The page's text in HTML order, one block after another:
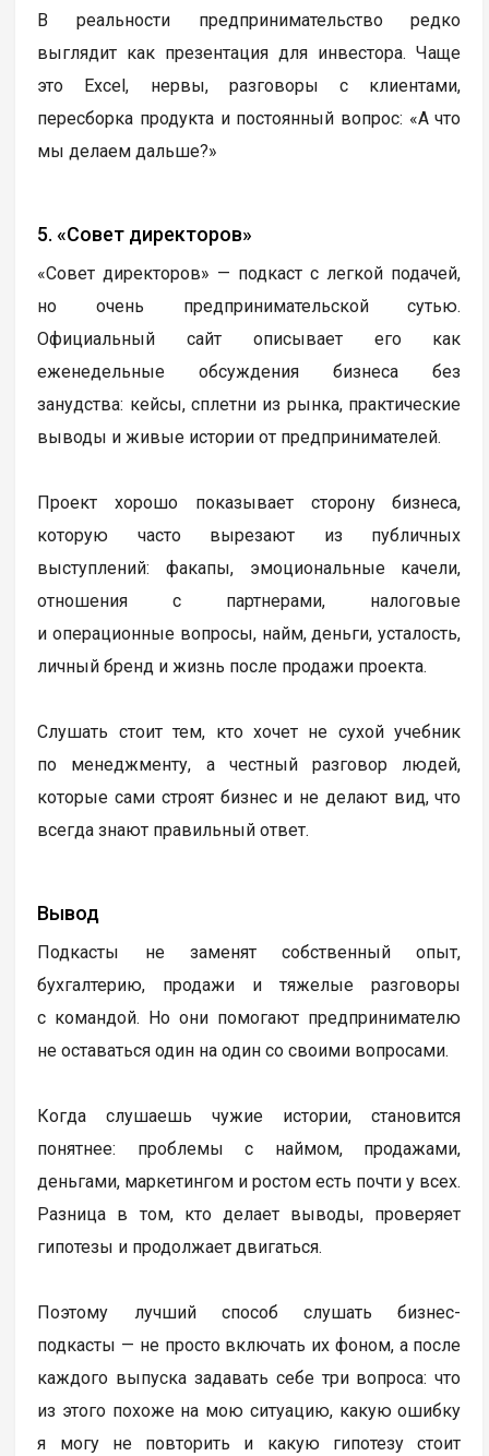
В реальности предпринимательство редко
выглядит как презентация для инвестора. Чаще
это Excel, нервы, разговоры с клиентами,
пересборка продукта и постоянный вопрос: «А что
мы делаем дальше?»
5. «Совет директоров»
«Совет директоров» — подкаст с легкой подачей,
но очень предпринимательской сутью.
Официальный сайт описывает его как
еженедельные обсуждения бизнеса без
занудства: кейсы, сплетни из рынка, практические
выводы и живые истории от предпринимателей.
Проект хорошо показывает сторону бизнеса,
которую часто вырезают из публичных
выступлений: факапы, эмоциональные качели,
отношения с партнерами, налоговые
и операционные вопросы, найм, деньги, усталость,
личный бренд и жизнь после продажи проекта.
Слушать стоит тем, кто хочет не сухой учебник
по менеджменту, а честный разговор людей,
которые сами строят бизнес и не делают вид, что
всегда знают правильный ответ.
Вывод
Подкасты не заменят собственный опыт,
бухгалтерию, продажи и тяжелые разговоры
с командой. Но они помогают предпринимателю
не оставаться один на один со своими вопросами.
Когда слушаешь чужие истории, становится
понятнее: проблемы с наймом, продажами,
деньгами, маркетингом и ростом есть почти у всех.
Разница в том, кто делает выводы, проверяет
гипотезы и продолжает двигаться.
Поэтому лучший способ слушать бизнес-
подкасты — не просто включать их фоном, а после
каждого выпуска задавать себе три вопроса: что
из этого похоже на мою ситуацию, какую ошибку
я могу не повторить и какую гипотезу стоит